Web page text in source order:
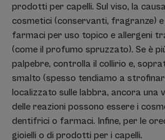
prodotti per capelli. Sul viso, la
cosmetici (conservanti, fragranze)
farmaci per uso topico e allergeni
(come il profumo spruzzato). Se è
palpebre, controlla il collirio e,
smalto (spesso tendiamo a
localizzato sulle labbra, ancora una
delle reazioni possono essere i
dentifrici o farmaci. Infine, per le
gioielli o di prodotti per i capelli.